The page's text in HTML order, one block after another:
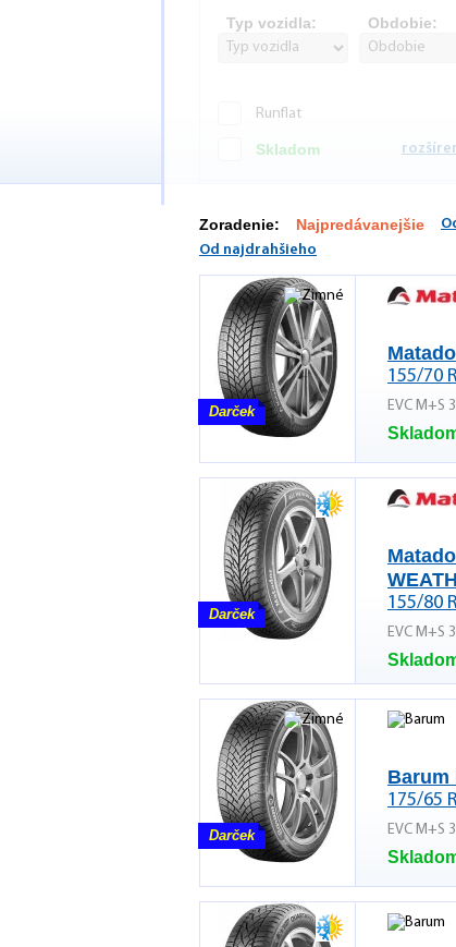
Typ vozidla: Obdobie:
Runflat
Skladom
Zoradenie: Najpredávanejšie
Od najdrahšieho
Darček
155/70
EVC M+S
Darček
155/80
EVC M+S
Darček
Barum
175/65
EVC M+S